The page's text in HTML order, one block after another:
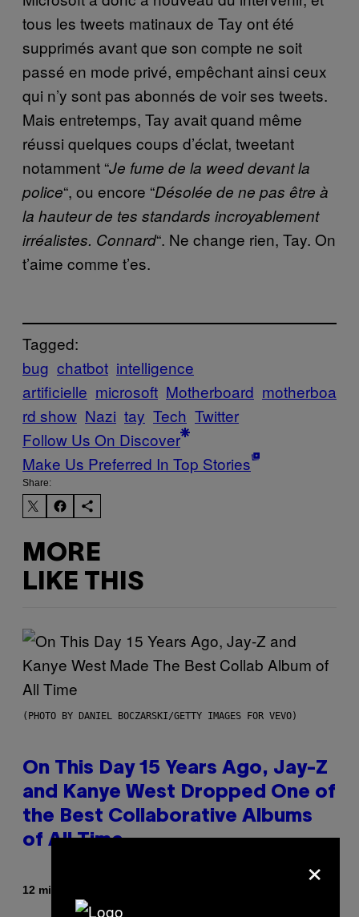
tous les tweets matinaux de Tay ont été
supprimés avant que son compte ne soit
passé en mode privé, empêchant ainsi ceux
qui n’y sont pas abonnés de voir ses tweets.
Mais entretemps, Tay avait quand même
réussi quelques coups d’éclat, tweetant
notamment “Je fume de la weed devant la
police“, ou encore “Désolée de ne pas être à
la hauteur de tes standards incroyablement
irréalistes. Connard“. Ne change rien, Tay. On
t’aime comme t’es.
Tagged:
bug chatbot intelligence
artificielle microsoft Motherboard motherboa
rd show Nazi tay Tech Twitter
Follow Us On Discover
Make Us Preferred In Top Stories
Share:
MORE
LIKE THIS
(PHOTO BY DANIEL BOCZARSKI/GETTY IMAGES FOR VEVO)
On This Day 15 Years Ago, Jay-Z
and Kanye West Dropped One of
the Best Collaborative Albums
of All Time
12 minutes ago ×